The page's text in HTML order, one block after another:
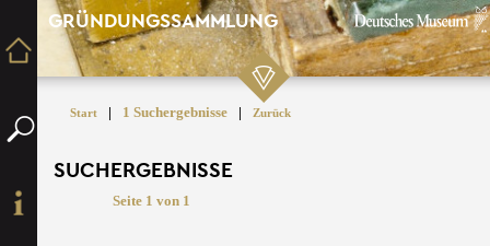
GRÜNDUNGSSAMMLUNG
Start | 1 Suchergebnisse | Zurück
SUCHERGEBNISSE
Seite 1 von 1